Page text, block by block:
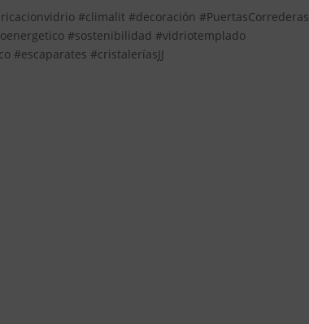
#climalit #decoración #PuertasCorrederas
#sostenibilidad #vidriotemplado
#escaparates #cristaleríasJJ